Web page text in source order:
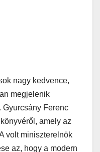
nagy kedvence,
megjelenik
Gyurcsány Ferenc
amely az
volt miniszterelnök
az, hogy a modern